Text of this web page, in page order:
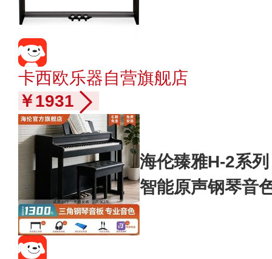
卡西欧乐器自营旗舰店
￥1931
海伦臻雅H-2系
智能原声钢琴音